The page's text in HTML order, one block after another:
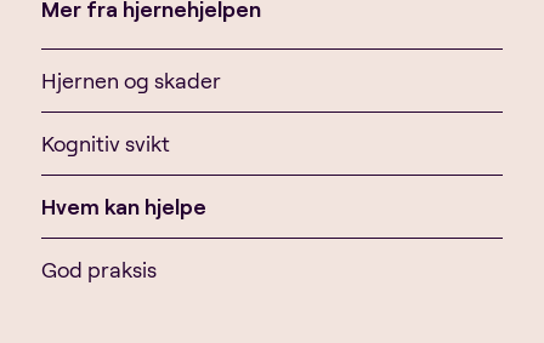
Mer fra hjernehjelpen
Hjernen og skader
Kognitiv svikt
Hvem kan hjelpe
God praksis